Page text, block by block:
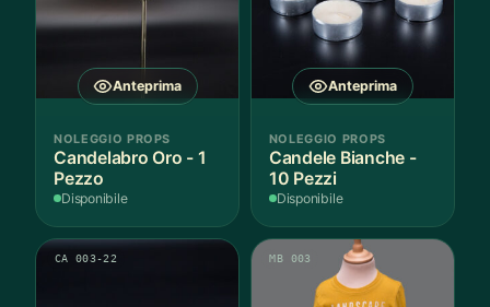
Anteprima
NOLEGGIO PROPS
Candelabro Oro - 1
Pezzo
Disponibile
Anteprima
NOLEGGIO PROPS
Candele Bianche -
10 Pezzi
Disponibile
CA 003-22 MB 003